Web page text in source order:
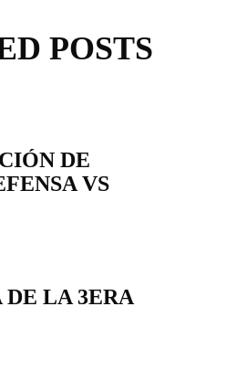
POSTS
DE
VS
LA 3ERA